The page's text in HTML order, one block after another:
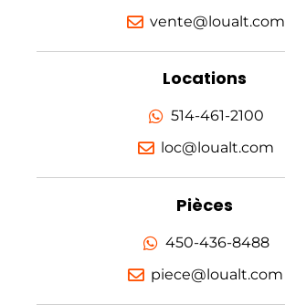
vente@loualt.com
Locations
514-461-2100
loc@loualt.com
Pièces
450-436-8488
piece@loualt.com